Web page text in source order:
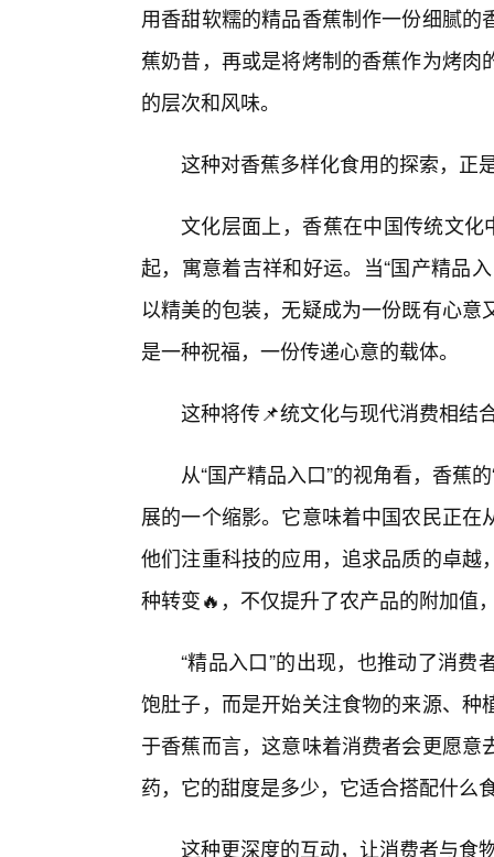
用香甜软糯的精品香蕉制作一份细腻
蕉奶昔，再或是将烤制的香蕉作为烤
的层次和风味。
这种对香蕉多样化食用的探索，正
文化层面上，香蕉在中国传统文化
起，寓意着吉祥和好运。当“国产精品
以精美的包装，无疑成为一份既有心
是一种祝福，一份传递心意的载体。
这种将传📌统文化与现代消费相结
从“国产精品入口”的视角看，香蕉
展的一个缩影。它意味着中国农民正
他们注重科技的应用，追求品质的卓
种转变🔥，不仅提升了农产品的附加值
“精品入口”的出现，也推动了消
饱肚子，而是开始关注食物的来源、
于香蕉而言，这意味着消费者会更愿
药，它的甜度是多少，它适合搭配什么
这种更深度的互动，让消费者与食